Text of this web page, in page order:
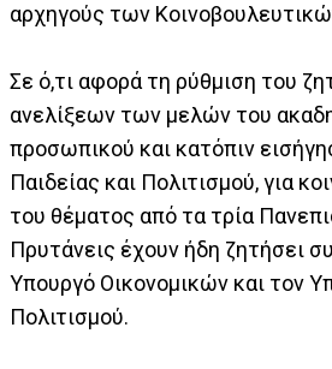
αρχηγούς των
Σε ό,τι αφορά τη ρύθμιση του
ανελίξεων των μελών του
προσωπικού και κατόπιν
Παιδείας και Πολιτισμού, για
του θέματος από τα τρία
Πρυτάνεις έχουν ήδη ζητήσει
Υπουργό Οικονομικών και τον
Πολιτισμού.